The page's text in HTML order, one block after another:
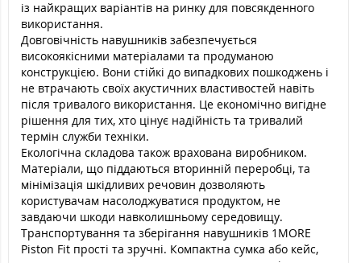
із найкращих варіантів на ринку для повсякденного
використання.
Довговічність навушників забезпечується
високоякісними матеріалами та продуманою
конструкцією. Вони стійкі до випадкових пошкоджень і
не втрачають своїх акустичних властивостей навіть
після тривалого використання. Це економічно вигідне
рішення для тих, хто цінує надійність та тривалий
термін служби техніки.
Екологічна складова також врахована виробником.
Матеріали, що піддаються вторинній переробці, та
мінімізація шкідливих речовин дозволяють
користувачам насолоджуватися продуктом, не
завдаючи шкоди навколишньому середовищу.
Транспортування та зберігання навушників 1MORE
Piston Fit прості та зручні. Компактна сумка або кейс,